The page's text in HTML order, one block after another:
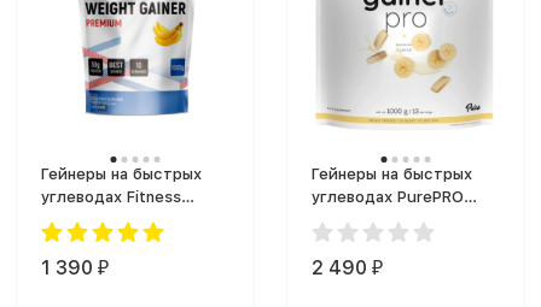
Гейнеры на быстрых
углеводах Fitness
Formula Weight Gainer
Premium (1000 г)
1 390 ₽
Гейнеры на быстрых
углеводах PurePRO
(Nutriversum) Pure
Gainer Pro 1000 г. (1000
г)
2 490 ₽